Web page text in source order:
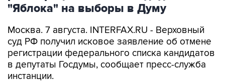
"Яблока" на выборы в Думу
Москва. 7 августа. INTERFAX.RU - Верховный
суд РФ получил исковое заявление об отмене
регистрации федерального списка кандидатов
в депутаты Госдумы, сообщает пресс-служба
инстанции.